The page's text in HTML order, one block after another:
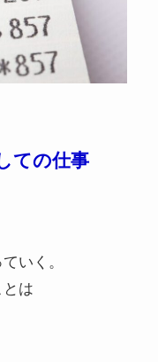
ての仕事
いく。
は